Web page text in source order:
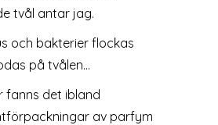
tvål antar jag.
och bakterier flockas
på tvålen…
fanns det ibland
av parfym